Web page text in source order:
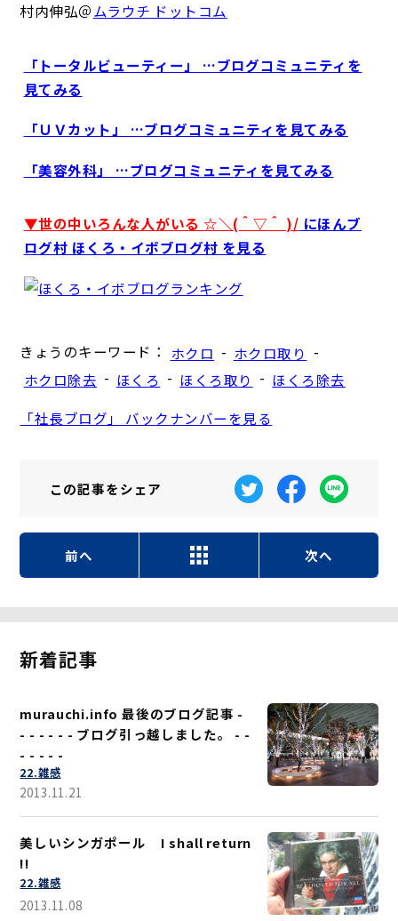
村内伸弘＠ムラウチ ドットコム
「トータルビューティー」 …ブログコミュニティを
見てみる
「ＵＶカット」 …ブログコミュニティを見てみる
「美容外科」 …ブログコミュニティを見てみる
▼世の中いろんな人がいる ☆＼(＾▽＾ )/ にほんブ
ログ村 ほくろ・イボブログ村 を見る
きょうのキーワード： ホクロ - ホクロ取り -
ホクロ除去 - ほくろ - ほくろ取り - ほくろ除去
「社長ブログ」 バックナンバーを見る
この記事をシェア
前へ 次へ
新着記事
murauchi.info 最後のブログ記事 -
- - - - - - ブログ引っ越しました。 - -
- - - - -
22.雑感
2013.11.21
美しいシンガポール I shall return
!!
22.雑感
2013.11.08